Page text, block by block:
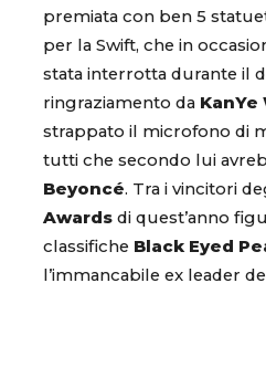
premiata con ben 5
per la Swift, che in
stata interrotta durante il
ringraziamento da KanYe
strappato il microfono di
tutti che secondo lui
Beyoncé. Tra i vincitori
Awards di quest’anno
classifiche Black Eyed
l’immancabile ex leader